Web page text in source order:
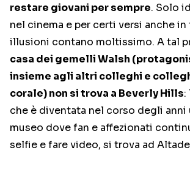
restare giovani per sempre. Solo
nel cinema e per certi versi anche
illusioni contano moltissimo. A tal
casa dei gemelli Walsh
insieme agli altri colleghi e
corale) non si trova a Beverly Hills:
che è diventata nel corso degli anni
museo dove fan e affezionati
selfie e fare video, si trova ad